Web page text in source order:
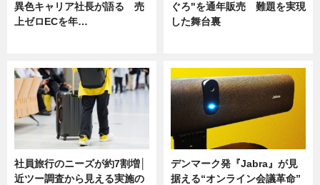
異色キャリア社長が語る 売
上ゼロECを年…
ぐろ"を通年販売 難題を実現
した舞台裏
社員旅行のニーズが約7割増│
近ツー調査から見える実施の
デンマーク発『Jabra』が見
据える“オンライン会議革命”